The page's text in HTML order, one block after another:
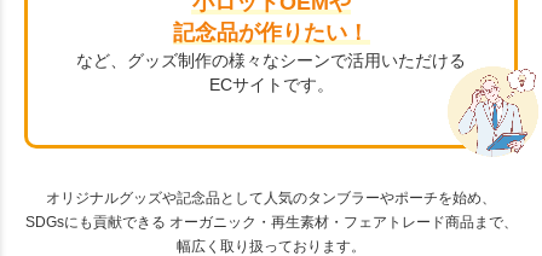
記念品が作りたい！
など、グッズ制作の様々なシーンで活用いただける
ECサイトです。
オリジナルグッズや記念品として人気のタンブラーやポーチを始め、
SDGsにも貢献できる オーガニック・再生素材・フェアトレード商品まで、
幅広く取り扱っております。